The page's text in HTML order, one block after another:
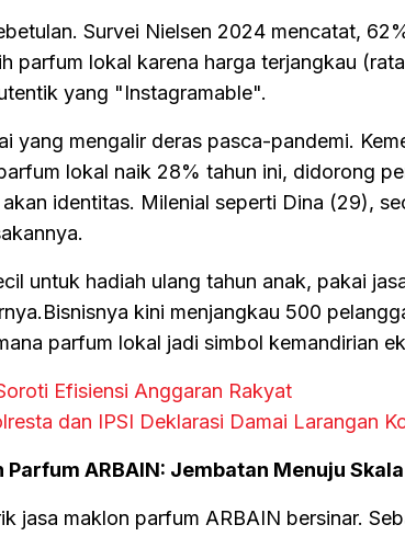
Survei Nielsen 2024 mencatat,
parfum lokal karena harga terjangkau
yang "Instagramable".
yang mengalir deras pasca-pandemi.
lokal naik 28% tahun ini, didorong
identitas. Milenial seperti Dina (29),
untuk hadiah ulang tahun anak, pakai
kini menjangkau 500
parfum lokal jadi simbol kemandirian
Efisiensi Anggaran Rakyat
dan IPSI Deklarasi Damai Larangan
Parfum ARBAIN: Jembatan Menuju
jasa maklon parfum ARBAIN bersinar.